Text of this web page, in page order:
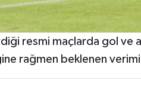
resmi maçlarda gol ve
rağmen beklenen verimi